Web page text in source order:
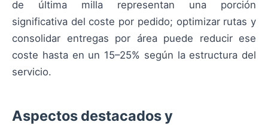
de última milla representan una porción
significativa del coste por pedido; optimizar rutas y
consolidar entregas por área puede reducir ese
coste hasta en un 15–25% según la estructura del
servicio.
Aspectos destacados y